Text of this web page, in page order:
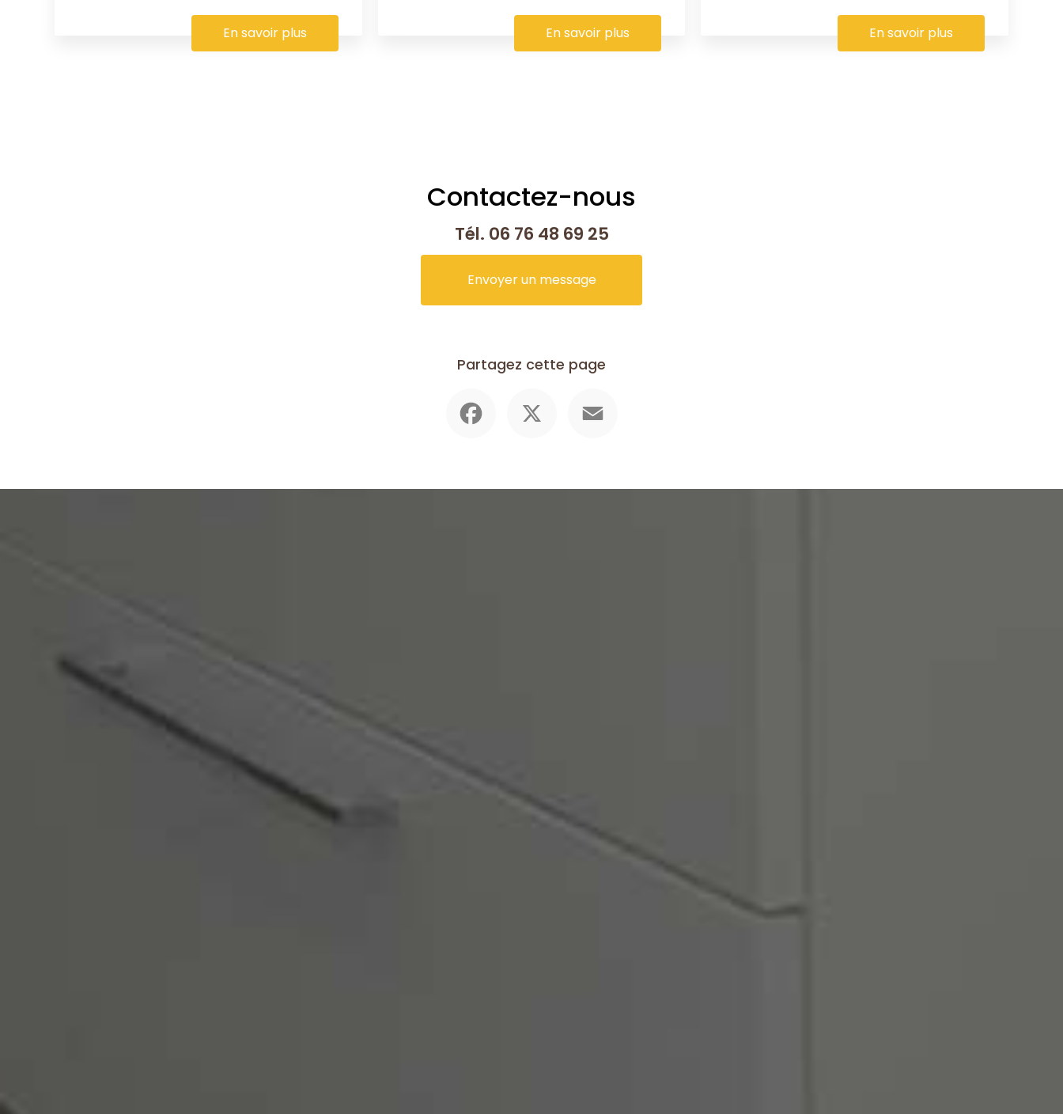
En savoir plus En savoir plus En savoir plus
Contactez-nous
Tél. 06 76 48 69 25
Envoyer un message
Partagez cette page